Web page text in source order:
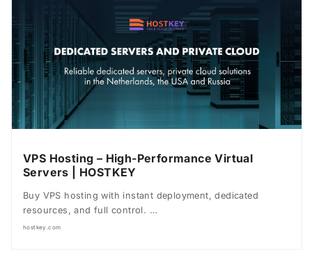
VPS Hosting – High-Performance Virtual
Servers | HOSTKEY
Buy VPS hosting with instant deployment, dedicated
resources, and full control. …
hostkey.com